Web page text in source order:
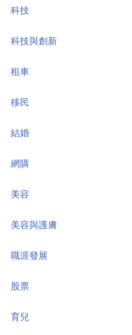
科技
科技與創新
租車
移民
結婚
網購
美容
美容與護膚
職涯發展
股票
育兒